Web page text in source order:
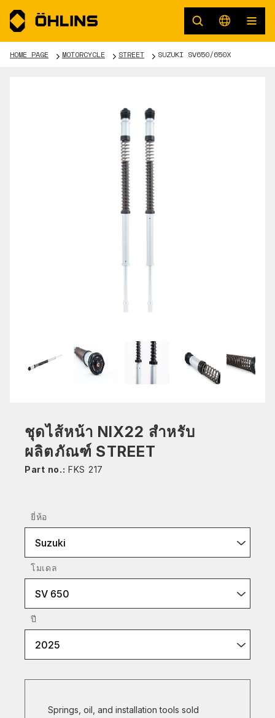
HOME PAGE MOTORCYCLE STREET SUZUKI SV650/650X
ชุดไส้หน้า NIX22 สำหรับ
ผลิตภัณฑ์ STREET
Part no.: FKS 217
ยี่ห้อ
Suzuki
โมเดล
SV 650
ปี
2025
Springs, oil, and installation tools sold